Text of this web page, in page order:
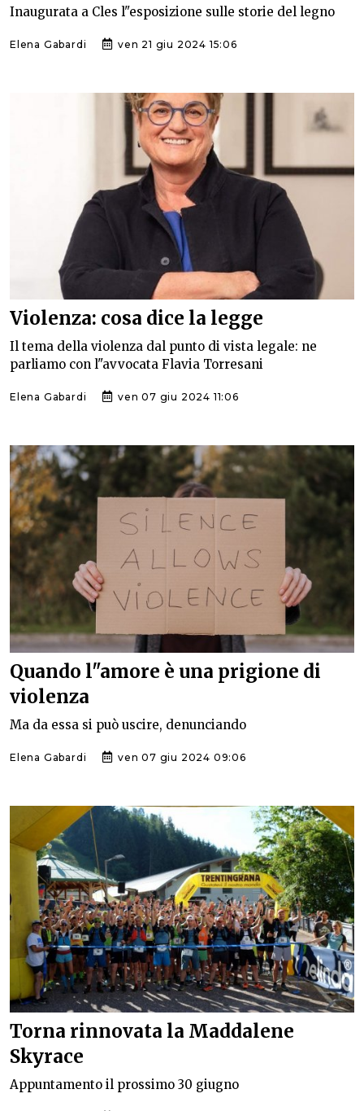
Inaugurata a Cles l"esposizione sulle storie del legno
Elena Gabardi ven 21 giu 2024 15:06
Violenza: cosa dice la legge
Il tema della violenza dal punto di vista legale: ne
parliamo con l"avvocata Flavia Torresani
Elena Gabardi ven 07 giu 2024 11:06
Quando l"amore è una prigione di
violenza
Ma da essa si può uscire, denunciando
Elena Gabardi ven 07 giu 2024 09:06
Torna rinnovata la Maddalene
Skyrace
Appuntamento il prossimo 30 giugno